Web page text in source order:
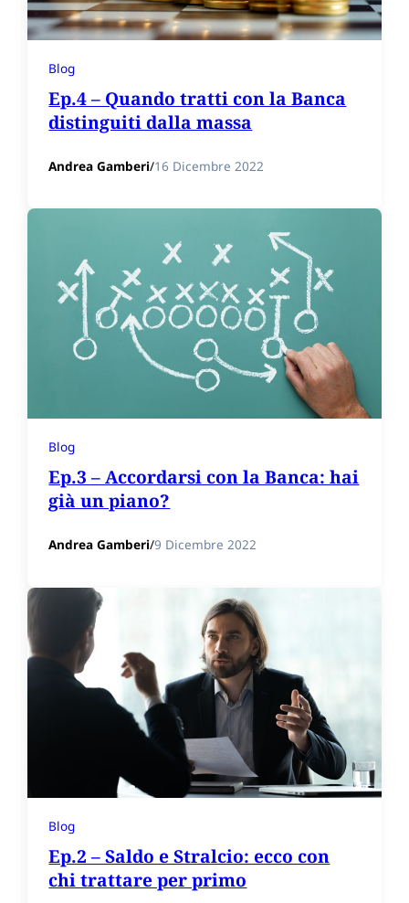
Blog
Ep.4 – Quando tratti con la Banca
distinguiti dalla massa
Andrea Gamberi/16 Dicembre 2022
Blog
Ep.3 – Accordarsi con la Banca: hai
già un piano?
Andrea Gamberi/9 Dicembre 2022
Blog
Ep.2 – Saldo e Stralcio: ecco con
chi trattare per primo